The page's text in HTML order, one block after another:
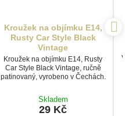
Kroužek na objímku E14,
Rusty Car Style Black
Vintage
Kroužek na objímku E14, Rusty
Car Style Black Vintage, ručně
patinovaný, vyrobeno v Čechách.
Skladem
29 Kč